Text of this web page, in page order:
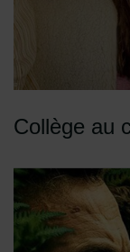
Collège au